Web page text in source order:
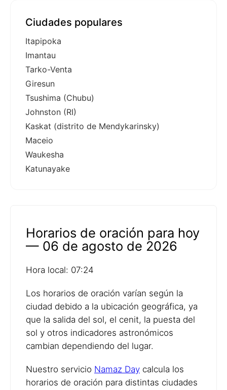
Ciudades populares
Itapipoka
Imantau
Tarko-Venta
Giresun
Tsushima (Chubu)
Johnston (RI)
Kaskat (distrito de Mendykarinsky)
Maceio
Waukesha
Katunayake
Horarios de oración para hoy
— 06 de agosto de 2026
Hora local: 07:24
Los horarios de oración varían según la
ciudad debido a la ubicación geográfica, ya
que la salida del sol, el cenit, la puesta del
sol y otros indicadores astronómicos
cambian dependiendo del lugar.
Nuestro servicio Namaz Day calcula los
horarios de oración para distintas ciudades